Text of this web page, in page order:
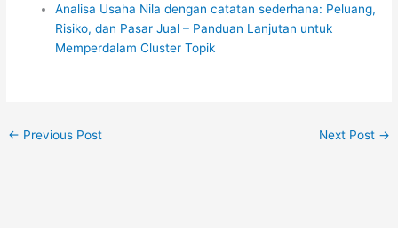
Analisa Usaha Nila dengan catatan sederhana: Peluang,
Risiko, dan Pasar Jual – Panduan Lanjutan untuk
Memperdalam Cluster Topik
← Previous Post Next Post →